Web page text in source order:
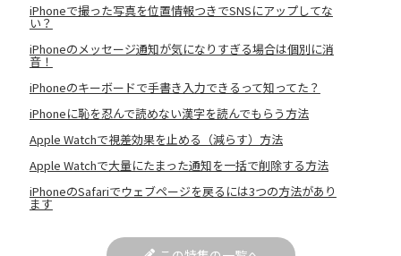
iPhoneで撮った写真を位置情報つきでSNSにアップしてな
い？
iPhoneのメッセージ通知が気になりすぎる場合は個別に消
音！
iPhoneのキーボードで手書き入力できるって知ってた？
iPhoneに恥を忍んで読めない漢字を読んでもらう方法
Apple Watchで視差効果を止める（減らす）方法
Apple Watchで大量にたまった通知を一括で削除する方法
iPhoneのSafariでウェブページを戻るには3つの方法があり
ます